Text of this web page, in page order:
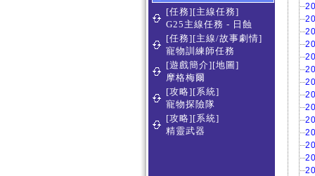
[任務][主線任務]
G25主線任務 - 日蝕
[任務][主線/故事劇情]
寵物訓練師任務
[遊戲簡介][地圖]
摩格梅爾
[攻略][系統]
寵物探險隊
[攻略][系統]
精靈武器